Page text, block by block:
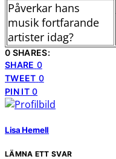
Påverkar hans
musik fortfarande
artister idag?
0 SHARES:
SHARE 0
TWEET 0
PIN IT 0
Lisa Hernell
LÄMNA ETT SVAR